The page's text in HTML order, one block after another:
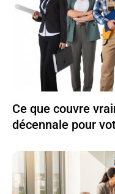
Ce que couvre
décennale pour